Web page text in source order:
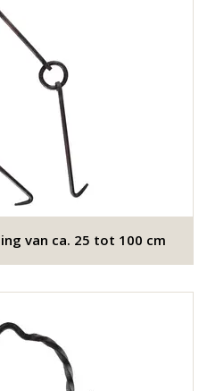
van ca. 25 tot 100 cm